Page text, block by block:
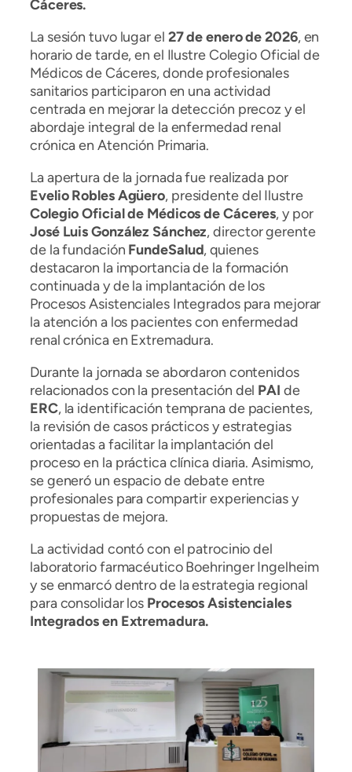
Cáceres.
La sesión tuvo lugar el 27 de enero de 2026, en
horario de tarde, en el Ilustre Colegio Oficial de
Médicos de Cáceres, donde profesionales
sanitarios participaron en una actividad
centrada en mejorar la detección precoz y el
abordaje integral de la enfermedad renal
crónica en Atención Primaria.
La apertura de la jornada fue realizada por
Evelio Robles Agüero, presidente del Ilustre
Colegio Oficial de Médicos de Cáceres, y por
José Luis González Sánchez, director gerente
de la fundación FundeSalud, quienes
destacaron la importancia de la formación
continuada y de la implantación de los
Procesos Asistenciales Integrados para mejorar
la atención a los pacientes con enfermedad
renal crónica en Extremadura.
Durante la jornada se abordaron contenidos
relacionados con la presentación del PAI de
ERC, la identificación temprana de pacientes,
la revisión de casos prácticos y estrategias
orientadas a facilitar la implantación del
proceso en la práctica clínica diaria. Asimismo,
se generó un espacio de debate entre
profesionales para compartir experiencias y
propuestas de mejora.
La actividad contó con el patrocinio del
laboratorio farmacéutico Boehringer Ingelheim
y se enmarcó dentro de la estrategia regional
para consolidar los Procesos Asistenciales
Integrados en Extremadura.